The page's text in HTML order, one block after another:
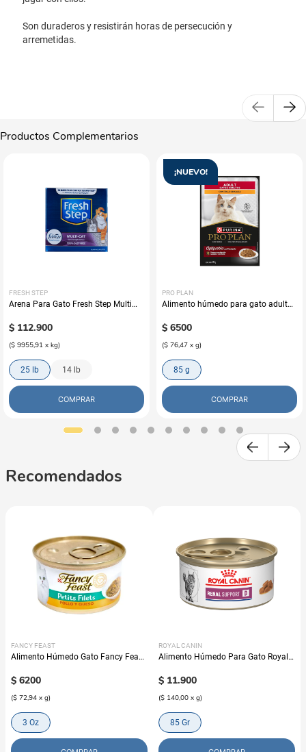
Son duraderos y resistirán horas de persecución y
arremetidas.
Productos Complementarios
FRESH STEP
Arena Para Gato Fresh Step Multi
$ 112.900
($ 9955,91 x kg)
25 lb 14 lb
COMPRAR
¡NUEVO!
PRO PLAN
Alimento húmedo para gato adulto
$ 6500
($ 76,47 x g)
85 g
COMPRAR
Recomendados
FANCY FEAST
Alimento Húmedo Gato Fancy Feast
$ 6200
($ 72,94 x g)
3 Oz
ROYAL CANIN
Alimento Húmedo Para Gato Royal
D
$ 11.900
($ 140,00 x g)
85 Gr